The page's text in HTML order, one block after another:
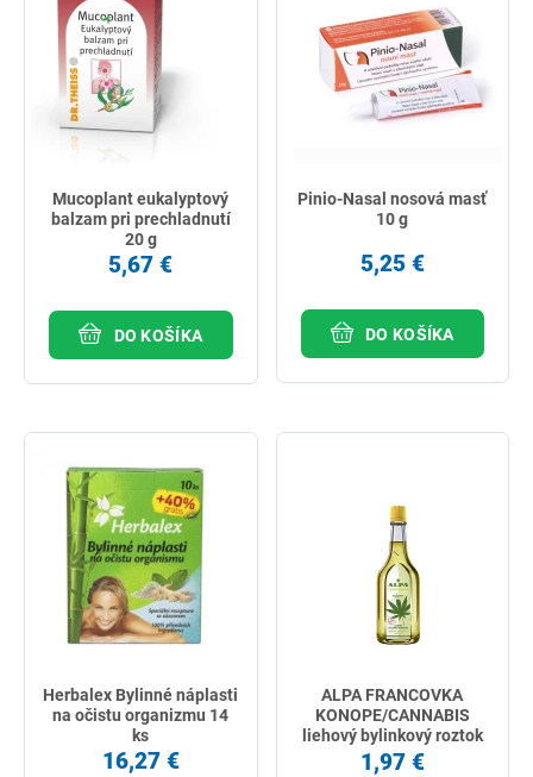
Mucoplant eukalyptový
balzam pri prechladnutí
20 g
5,67 €
DO KOŠÍKA
Pinio-Nasal nosová masť
10 g
5,25 €
DO KOŠÍKA
Herbalex Bylinné náplasti
na očistu organizmu 14
ks
16,27 €
ALPA FRANCOVKA
KONOPE/CANNABIS
liehový bylinkový roztok
60 ml
1,97 €